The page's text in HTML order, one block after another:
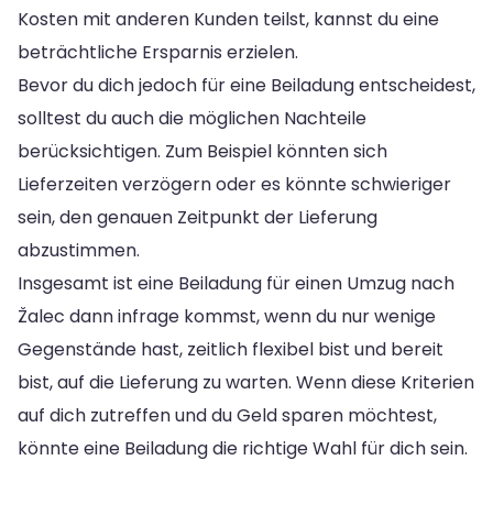
Kosten mit anderen Kunden teilst, kannst du eine
beträchtliche Ersparnis erzielen.
Bevor du dich jedoch für eine Beiladung entscheidest,
solltest du auch die möglichen Nachteile
berücksichtigen. Zum Beispiel könnten sich
Lieferzeiten verzögern oder es könnte schwieriger
sein, den genauen Zeitpunkt der Lieferung
abzustimmen.
Insgesamt ist eine Beiladung für einen Umzug nach
Žalec dann infrage kommst, wenn du nur wenige
Gegenstände hast, zeitlich flexibel bist und bereit
bist, auf die Lieferung zu warten. Wenn diese Kriterien
auf dich zutreffen und du Geld sparen möchtest,
könnte eine Beiladung die richtige Wahl für dich sein.